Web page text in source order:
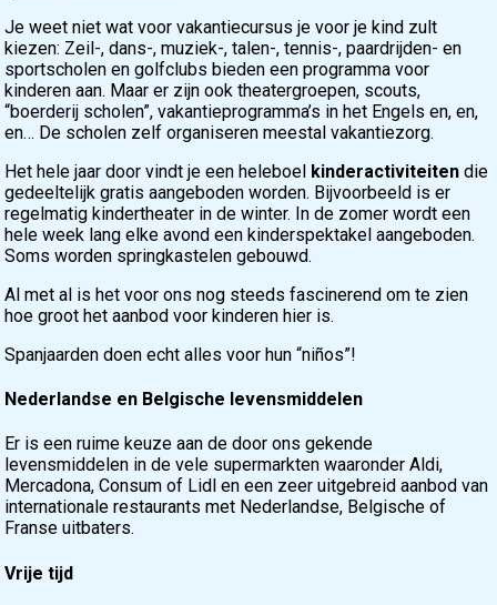
Je weet niet wat voor vakantiecursus je voor je kind zult
kiezen: Zeil-, dans-, muziek-, talen-, tennis-, paardrijden- en
sportscholen en golfclubs bieden een programma voor
kinderen aan. Maar er zijn ook theatergroepen, scouts,
“boerderij scholen”, vakantieprogramma’s in het Engels en, en,
en… De scholen zelf organiseren meestal vakantiezorg.
Het hele jaar door vindt je een heleboel kinderactiviteiten die
gedeeltelijk gratis aangeboden worden. Bijvoorbeeld is er
regelmatig kindertheater in de winter. In de zomer wordt een
hele week lang elke avond een kinderspektakel aangeboden.
Soms worden springkastelen gebouwd.
Al met al is het voor ons nog steeds fascinerend om te zien
hoe groot het aanbod voor kinderen hier is.
Spanjaarden doen echt alles voor hun “niños”!
Nederlandse en Belgische levensmiddelen
Er is een ruime keuze aan de door ons gekende
levensmiddelen in de vele supermarkten waaronder Aldi,
Mercadona, Consum of Lidl en een zeer uitgebreid aanbod van
internationale restaurants met Nederlandse, Belgische of
Franse uitbaters.
Vrije tijd